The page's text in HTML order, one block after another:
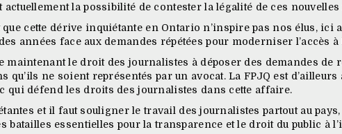
actuellement la possibilité de contester la légalité de ces
cette dérive inquiétante en Ontario n’inspire pas nos élus, ici
années face aux demandes répétées pour moderniser l’accès
maintenant le droit des journalistes à déposer des demandes de
qu’ils ne soient représentés par un avocat. La FPJQ est d’ailleurs
qui défend les droits des journalistes dans cette affaire.
et il faut souligner le travail des journalistes partout au
batailles essentielles pour la transparence et le droit du public à